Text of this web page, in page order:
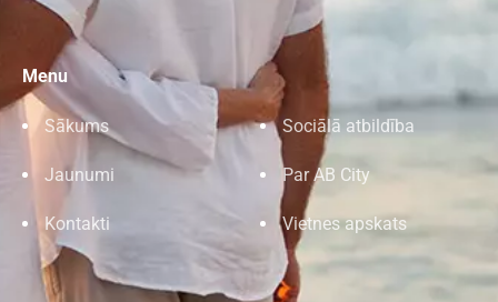
Menu
Sākums Sociālā atbildība
Jaunumi Par AB City
Kontakti Vietnes apskats